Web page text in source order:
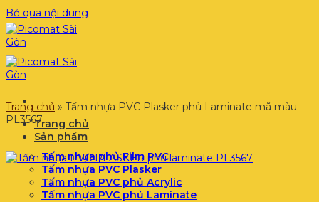
Bỏ qua nội dung
Trang chủ
Sản phẩm
Tấm nhựa phủ Film PVC
Tấm nhựa PVC Plasker
Tấm nhựa PVC phủ Acrylic
Tấm nhựa PVC phủ Laminate
Trang chủ » Tấm nhựa PVC Plasker phủ Laminate mã màu
PL3567